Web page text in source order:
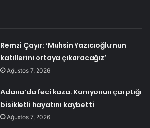
Remzi Çayır: ‘Muhsin Yazıcıoğlu’nun
katillerini ortaya çıkaracağız’
Ağustos 7, 2026
Adana’da feci kaza: Kamyonun çarptığı
bisikletli hayatını kaybetti
Ağustos 7, 2026